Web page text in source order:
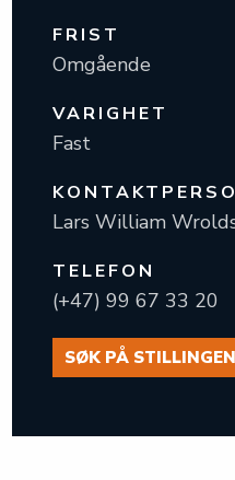
FRIST
Omgående
VARIGHET
Fast
Lars William
TELEFON
(+47) 99 67 33 20
SØK PÅ STILLINGEN